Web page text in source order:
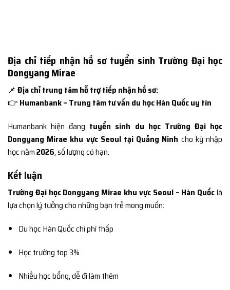
Địa chỉ tiếp nhận hồ sơ tuyển sinh Trường Đại học
Dongyang Mirae
📌 Địa chỉ trung tâm hỗ trợ tiếp nhận hồ sơ:
👉 Humanbank – Trung tâm tư vấn du học Hàn Quốc uy tín
Humanbank hiện đang tuyển sinh du học Trường Đại học
Dongyang Mirae khu vực Seoul tại Quảng Ninh cho kỳ nhập
học năm2026, số lượng có hạn.
Kết luận
Trường Đại học Dongyang Mirae khu vực Seoul – Hàn Quốclà
lựa chọn lý tưởng cho những bạn trẻ mong muốn:
Du học Hàn Quốc chi phí thấp
Học trường top 3%
Nhiều học bổng, dễ đi làm thêm